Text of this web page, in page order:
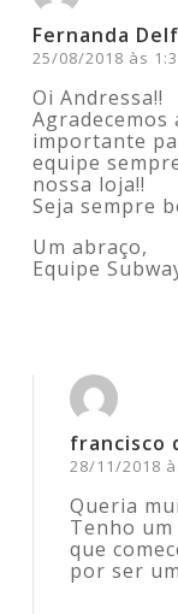
Fernanda
25/08/2018 às
Oi Andressa!!
Agradecemos
importante
equipe
nossa loja!!
Seja sempre
Um abraço,
Equipe
francisco
28/11/2018
Queria
Tenho
que
por ser